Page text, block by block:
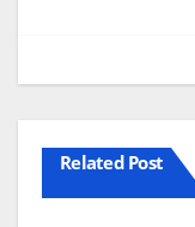
Related Post